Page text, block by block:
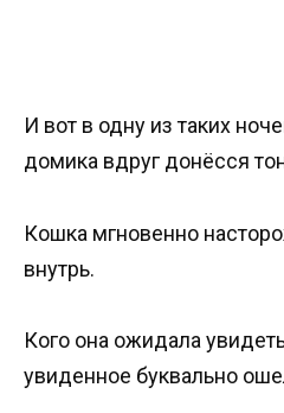
И вот в одну из таких
домика вдруг донёсся
Кошка мгновенно
внутрь.
Кого она ожидала
увиденное буквально